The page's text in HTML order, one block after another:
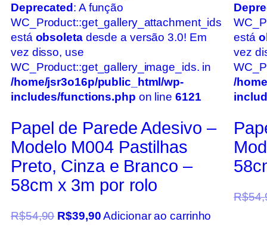
Deprecated : A função
WC_Product::get_gallery_attachment_ids
está obsoletadesde a versão 3.0! Em
vez disso, use
WC_Product::get_gallery_image_ids. in
/home/jsr3o16p/public_html/wp-
includes/functions.php on line 6121
Papel de Parede Adesivo –
Modelo M004 Pastilhas
Preto, Cinza e Branco –
58cm x 3m por rolo
R$54,90 R$39,90 Adicionar ao carrinho
está
vez
/
R$